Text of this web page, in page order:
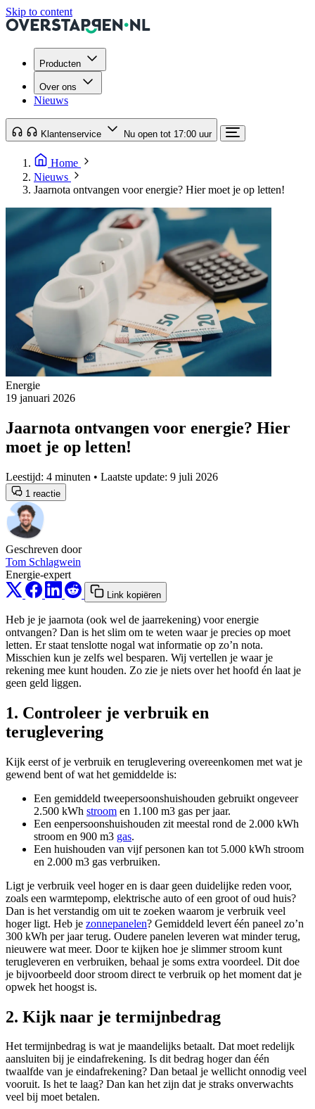
Skip to content
Producten
Over ons
Nieuws
Klantenservice Nu open tot 17:00 uur
Home
Nieuws
Jaarnota ontvangen voor energie? Hier moet je op letten!
Energie
19 januari 2026
Jaarnota ontvangen voor energie? Hier
moet je op letten!
Leestijd: 4 minuten • Laatste update: 9 juli 2026
1 reactie
Geschreven door
Tom Schlagwein
Energie-expert
Link kopiëren
Heb je je jaarnota (ook wel de jaarrekening) voor energie
ontvangen? Dan is het slim om te weten waar je precies op moet
letten. Er staat tenslotte nogal wat informatie op zo’n nota.
Misschien kun je zelfs wel besparen. Wij vertellen je waar je
rekening mee kunt houden. Zo zie je niets over het hoofd én laat je
geen geld liggen.
1. Controleer je verbruik en
teruglevering
Kijk eerst of je verbruik en teruglevering overeenkomen met wat je
gewend bent of wat het gemiddelde is:
Een gemiddeld tweepersoonshuishouden gebruikt ongeveer
2.500 kWh stroom en 1.100 m3 gas per jaar.
Een eenpersoonshuishouden zit meestal rond de 2.000 kWh
stroom en 900 m3 gas.
Een huishouden van vijf personen kan tot 5.000 kWh stroom
en 2.000 m3 gas verbruiken.
Ligt je verbruik veel hoger en is daar geen duidelijke reden voor,
zoals een warmtepomp, elektrische auto of een groot of oud huis?
Dan is het verstandig om uit te zoeken waarom je verbruik veel
hoger ligt. Heb je zonnepanelen? Gemiddeld levert één paneel zo’n
300 kWh per jaar terug. Oudere panelen leveren wat minder terug,
nieuwere wat meer. Door te kijken hoe je slimmer stroom kunt
terugleveren en verbruiken, behaal je soms extra voordeel. Dit doe
je bijvoorbeeld door stroom direct te verbruik op het moment dat je
opwek het hoogst is.
2. Kijk naar je termijnbedrag
Het termijnbedrag is wat je maandelijks betaalt. Dat moet redelijk
aansluiten bij je eindafrekening. Is dit bedrag hoger dan één
twaalfde van je eindafrekening? Dan betaal je wellicht onnodig veel
vooruit. Is het te laag? Dan kan het zijn dat je straks onverwachts
veel bij moet betalen.